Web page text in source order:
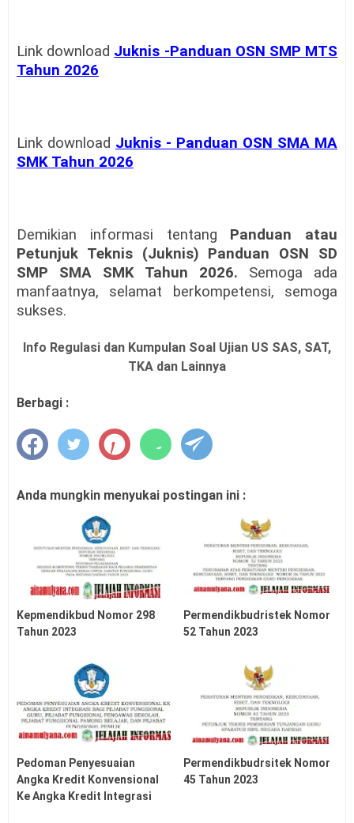
Link download Juknis -Panduan OSN SMP MTS
Tahun 2026
Link download Juknis - Panduan OSN SMA MA
SMK Tahun 2026
Demikian informasi tentang Panduan atau
Petunjuk Teknis (Juknis) Panduan OSN SD
SMP SMA SMK Tahun 2026. Semoga ada
manfaatnya, selamat berkompetensi, semoga
sukses.
Info Regulasi dan Kumpulan Soal Ujian US SAS, SAT,
TKA dan Lainnya
Berbagi :
Anda mungkin menyukai postingan ini :
Kepmendikbud Nomor 298
Tahun 2023
Permendikbudristek Nomor
52 Tahun 2023
Pedoman Penyesuaian
Angka Kredit Konvensional
Ke Angka Kredit Integrasi
Permendikbudrsitek Nomor
45 Tahun 2023